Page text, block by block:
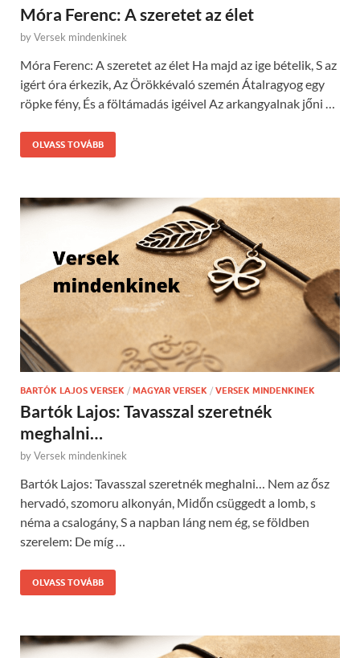
Móra Ferenc: A szeretet az élet
byVersek mindenkinek
Móra Ferenc: A szeretet az élet Ha majd az ige bételik, S az
igért óra érkezik, Az Örökkévaló szemén Átalragyog egy
röpke fény, És a föltámadás igéivel Az arkangyalnak jőni …
OLVASS TOVÁBB
BARTÓK LAJOS VERSEK / MAGYAR VERSEK / VERSEK MINDENKINEK
Bartók Lajos: Tavasszal szeretnék
meghalni…
byVersek mindenkinek
Bartók Lajos: Tavasszal szeretnék meghalni… Nem az ősz
hervadó, szomoru alkonyán, Midőn csüggedt a lomb, s
néma a csalogány, S a napban láng nem ég, se földben
szerelem: De míg …
OLVASS TOVÁBB